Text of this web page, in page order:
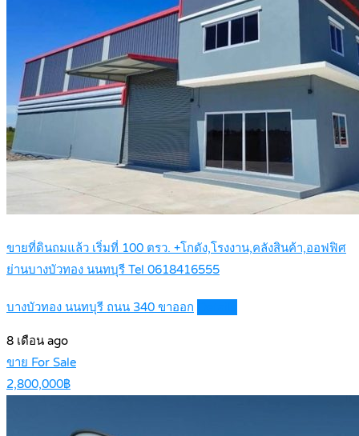
ขายที่ดินถมแล้ว เริ่มที่ 100 ตรว. +โกดัง,โรงงาน,คลังสินค้า,ออฟฟิศ
ย่านบางบัวทอง นนทบุรี Tel 0618416555
บางบัวทอง นนทบุรี ถนน 340 ขาออก
8 เดือน ago
ขาย For Sale
2,800,000฿